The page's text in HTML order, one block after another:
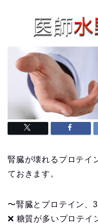
腎臓が壊れるプロテイ
ておきます。
〜腎臓とプロテイン、
❌ 糖質が多いプロテイ